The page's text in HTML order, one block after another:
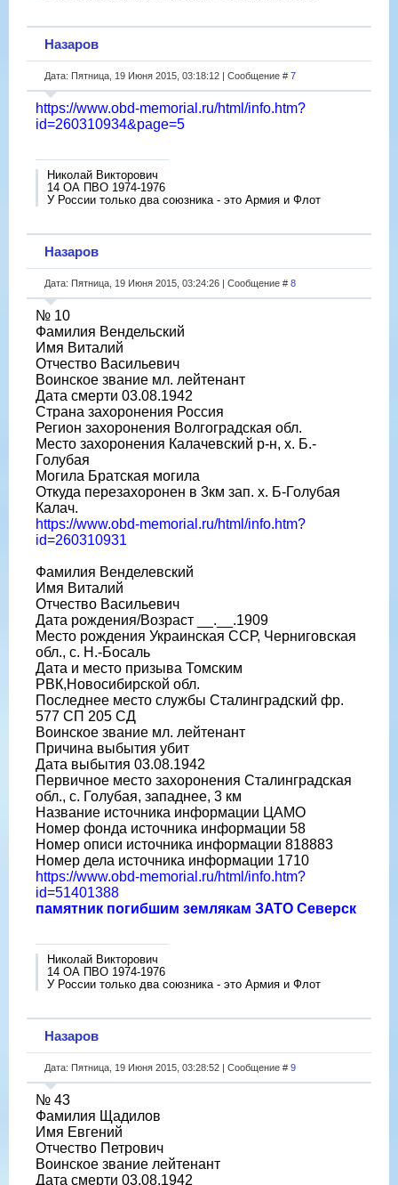
Назаров
Дата: Пятница, 19 Июня 2015, 03:18:12 | Сообщение # 7
https://www.obd-memorial.ru/html/info.htm?
id=260310934&page=5
Николай Викторович
14 ОА ПВО 1974-1976
У России только два союзника - это Армия и Флот
Назаров
Дата: Пятница, 19 Июня 2015, 03:24:26 | Сообщение # 8
№ 10
Фамилия Вендельский
Имя Виталий
Отчество Васильевич
Воинское звание мл. лейтенант
Дата смерти 03.08.1942
Страна захоронения Россия
Регион захоронения Волгоградская обл.
Место захоронения Калачевский р-н, х. Б.-
Голубая
Могила Братская могила
Откуда перезахоронен в 3км зап. х. Б-Голубая
Калач.
https://www.obd-memorial.ru/html/info.htm?
id=260310931
Фамилия Венделевский
Имя Виталий
Отчество Васильевич
Дата рождения/Возраст __.__.1909
Место рождения Украинская ССР, Черниговская
обл., с. Н.-Босаль
Дата и место призыва Томским
РВК,Новосибирской обл.
Последнее место службы Сталинградский фр.
577 СП 205 СД
Воинское звание мл. лейтенант
Причина выбытия убит
Дата выбытия 03.08.1942
Первичное место захоронения Сталинградская
обл., с. Голубая, западнее, 3 км
Название источника информации ЦАМО
Номер фонда источника информации 58
Номер описи источника информации 818883
Номер дела источника информации 1710
https://www.obd-memorial.ru/html/info.htm?
id=51401388
памятник погибшим землякам ЗАТО Северск
Николай Викторович
14 ОА ПВО 1974-1976
У России только два союзника - это Армия и Флот
Назаров
Дата: Пятница, 19 Июня 2015, 03:28:52 | Сообщение # 9
№ 43
Фамилия Щадилов
Имя Евгений
Отчество Петрович
Воинское звание лейтенант
Дата смерти 03.08.1942